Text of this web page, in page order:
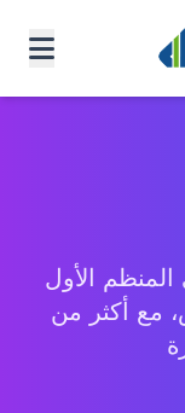
الأول
مع أكثر من